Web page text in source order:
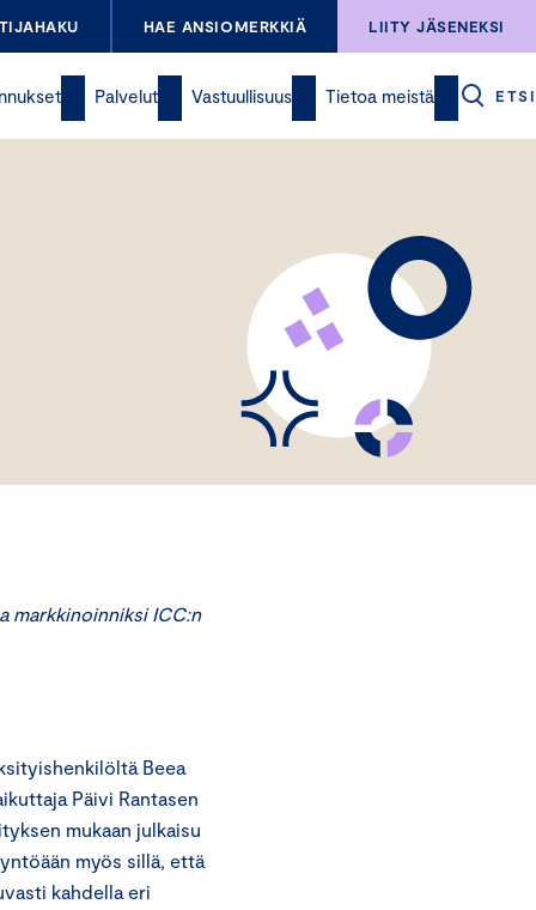
HAE ANSIOMERKKIÄ LIITY JÄSENEKSI
Palvelut Vastuullisuus Tietoa meistä ETSI
markkinoinniksi ICC:n
Beea
Päivi Rantasen
mukaan julkaisu
myös sillä, että
kahdella eri